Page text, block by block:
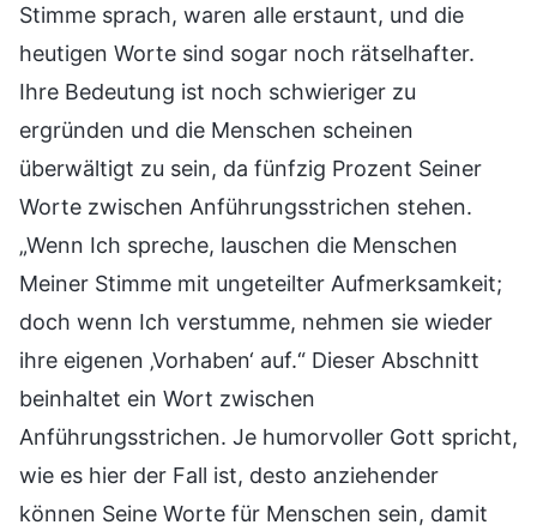
Stimme sprach, waren alle erstaunt, und die
heutigen Worte sind sogar noch rätselhafter.
Ihre Bedeutung ist noch schwieriger zu
ergründen und die Menschen scheinen
überwältigt zu sein, da fünfzig Prozent Seiner
Worte zwischen Anführungsstrichen stehen.
„Wenn Ich spreche, lauschen die Menschen
Meiner Stimme mit ungeteilter Aufmerksamkeit;
doch wenn Ich verstumme, nehmen sie wieder
ihre eigenen ‚Vorhaben‘ auf.“ Dieser Abschnitt
beinhaltet ein Wort zwischen
Anführungsstrichen. Je humorvoller Gott spricht,
wie es hier der Fall ist, desto anziehender
können Seine Worte für Menschen sein, damit